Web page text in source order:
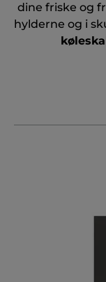
dine friske og
hylderne og i